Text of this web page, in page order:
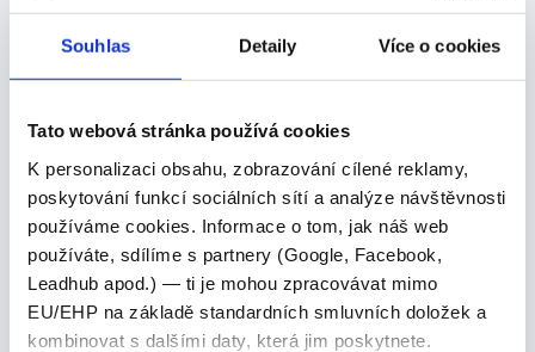
Souhlas Detaily Více o cookies
Tato webová stránka používá cookies
K personalizaci obsahu, zobrazování cílené reklamy,
poskytování funkcí sociálních sítí a analýze návštěvnosti
používáme cookies. Informace o tom, jak náš web
používáte, sdílíme s partnery (Google, Facebook,
Leadhub apod.) — ti je mohou zpracovávat mimo
EU/EHP na základě standardních smluvních doložek a
kombinovat s dalšími daty, která jim poskytnete.
Formální anglické zkratky jsou zkrácené tvary slov
nebo i zdvořilý. Formální zkratky se také…
What can I get for you?
What can I get for you?
Co pro vás mohu udělat? Co vám mohu přinést?